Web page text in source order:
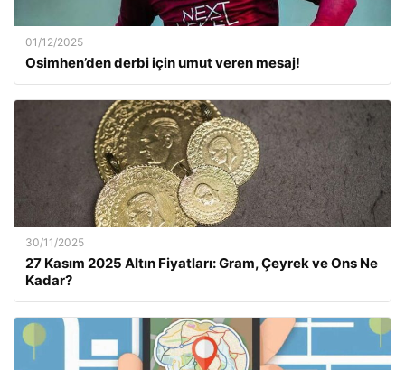
01/12/2025
Osimhen’den derbi için umut veren mesaj!
30/11/2025
27 Kasım 2025 Altın Fiyatları: Gram, Çeyrek ve Ons Ne
Kadar?